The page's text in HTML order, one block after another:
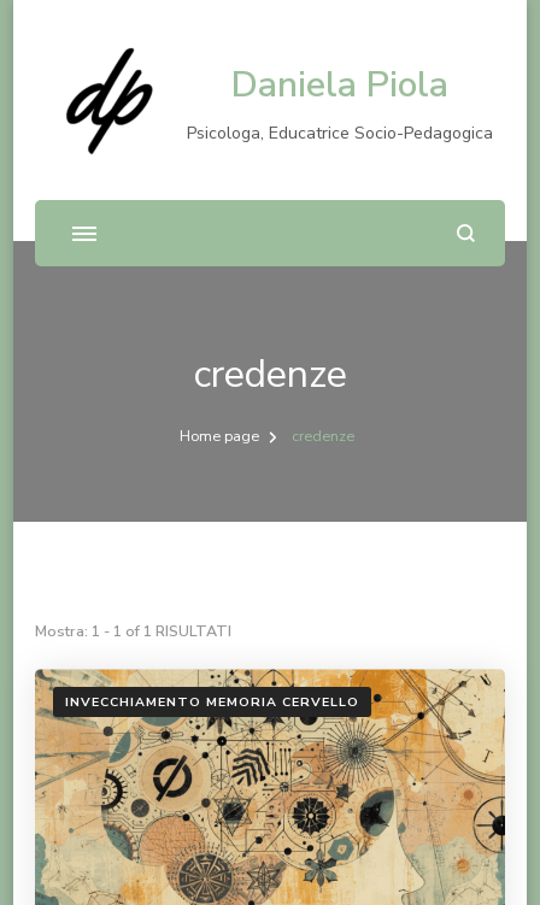
Daniela Piola
Psicologa, Educatrice Socio-Pedagogica
credenze
Home page credenze
Mostra: 1 - 1 of 1 RISULTATI
INVECCHIAMENTO MEMORIA CERVELLO